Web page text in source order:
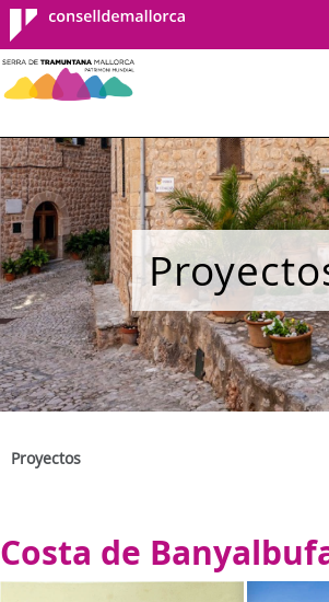
Consell de
Mallorca
Proyectos
Costa de